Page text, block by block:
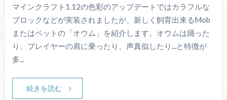
マインクラフト1.12の色彩のアップデートではカラフルな
ブロックなどが実装されましたが、新しく飼育出来るMob
またはペットの「オウム」を紹介します。オウムは踊った
り、プレイヤーの肩に乗ったり、声真似したり...と特徴が
多...
続きを読む